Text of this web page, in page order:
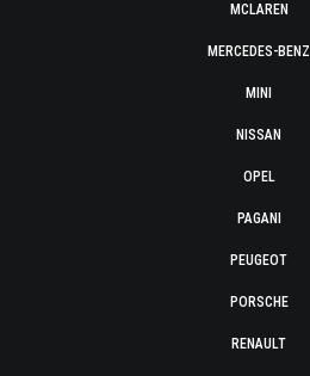
MCLAREN
MERCEDES-BENZ
MINI
NISSAN
OPEL
PAGANI
PEUGEOT
PORSCHE
RENAULT